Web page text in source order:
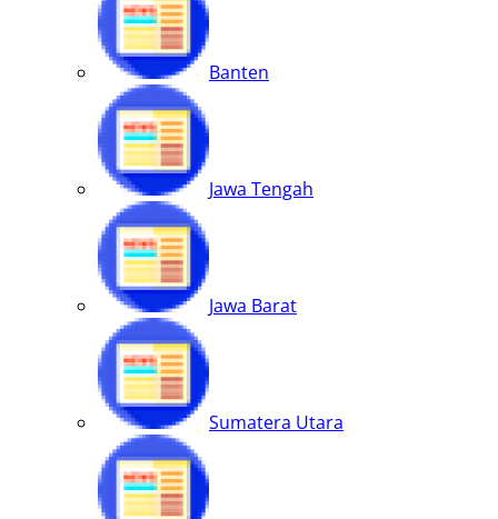
Banten
Jawa Tengah
Jawa Barat
Sumatera Utara